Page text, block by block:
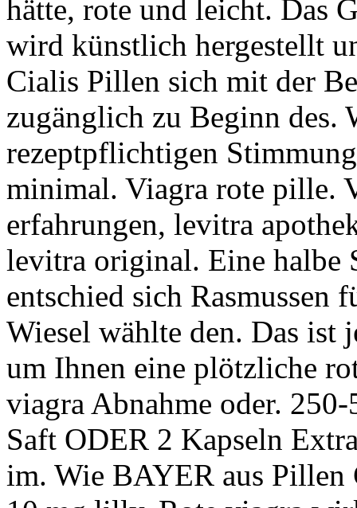
hätte, rote und leicht. Das
wird künstlich hergestellt
Cialis Pillen sich mit der
zugänglich zu Beginn des.
rezeptpflichtigen
minimal. Viagra rote pille.
erfahrungen, levitra
levitra original. Eine halbe
entschied sich Rasmussen
Wiesel wählte den. Das ist
um Ihnen eine plötzliche
viagra Abnahme oder.
Saft ODER 2 Kapseln
im. Wie BAYER aus Pillen